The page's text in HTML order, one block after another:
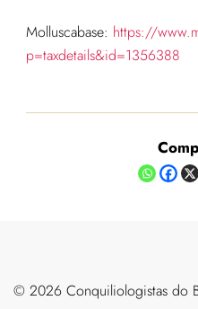
Molluscabase: https://
p=taxdetails&id=1356388
©️ 2026 Conquiliologistas do